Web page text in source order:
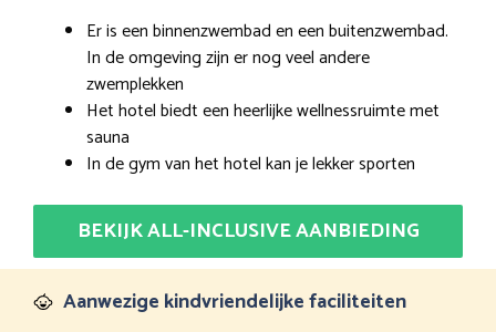
Er is een binnenzwembad en een buitenzwembad.
In de omgeving zijn er nog veel andere
zwemplekken
Het hotel biedt een heerlijke wellnessruimte met
sauna
In de gym van het hotel kan je lekker sporten
BEKIJK ALL-INCLUSIVE AANBIEDING
Aanwezige kindvriendelijke faciliteiten